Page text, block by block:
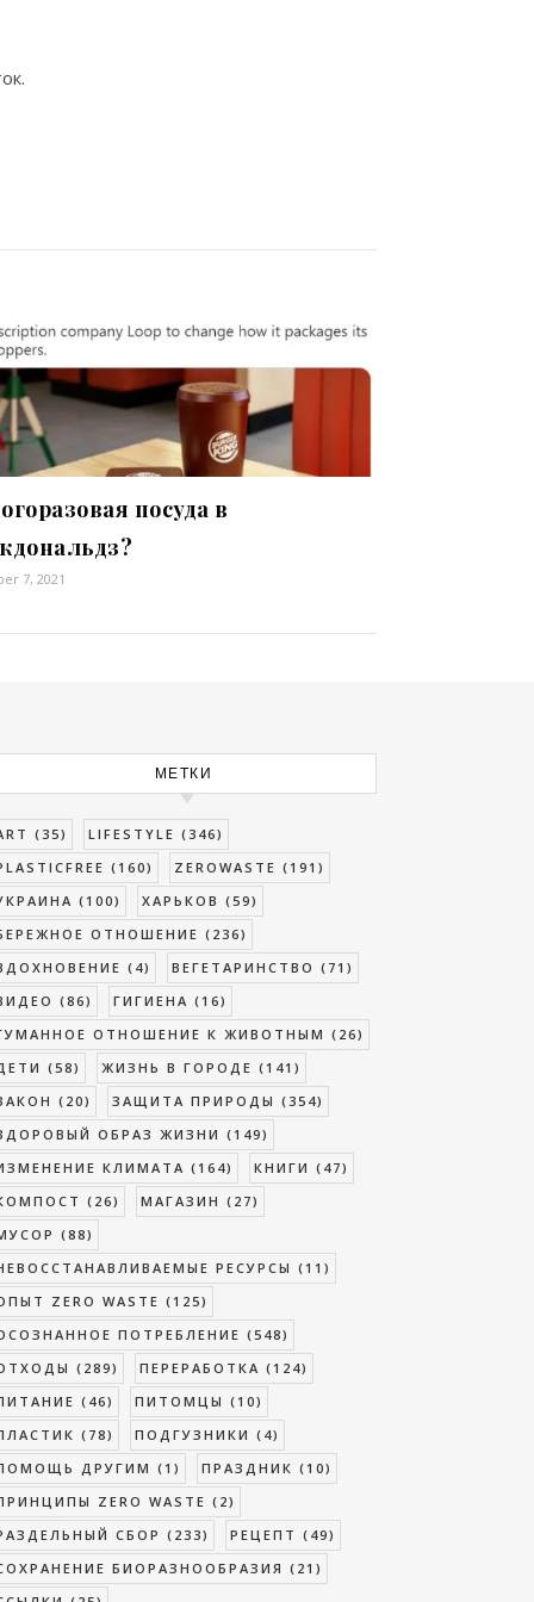
посуда в
7, 2021
МЕТКИ
(35) LIFESTYLE (346)
(160) ZEROWASTE (191)
(100) ХАРЬКОВ (59)
ОТНОШЕНИЕ (236)
(4) ВЕГЕТАРИНСТВО (71)
(86) ГИГИЕНА (16)
ОТНОШЕНИЕ К ЖИВОТНЫМ (26)
(58) ЖИЗНЬ В ГОРОДЕ (141)
(20) ЗАЩИТА ПРИРОДЫ (354)
ОБРАЗ ЖИЗНИ (149)
КЛИМАТА (164) КНИГИ (47)
(26) МАГАЗИН (27)
(88)
РЕСУРСЫ (11)
ZERO WASTE (125)
ПОТРЕБЛЕНИЕ (548)
(289) ПЕРЕРАБОТКА (124)
(46) ПИТОМЦЫ (10)
(78) ПОДГУЗНИКИ (4)
ДРУГИМ (1) ПРАЗДНИК (10)
ZERO WASTE (2)
СБОР (233) РЕЦЕПТ (49)
БИОРАЗНООБРАЗИЯ (21)